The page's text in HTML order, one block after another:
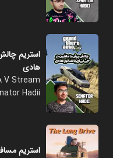
هادی
V Stream
Hadii
استریم